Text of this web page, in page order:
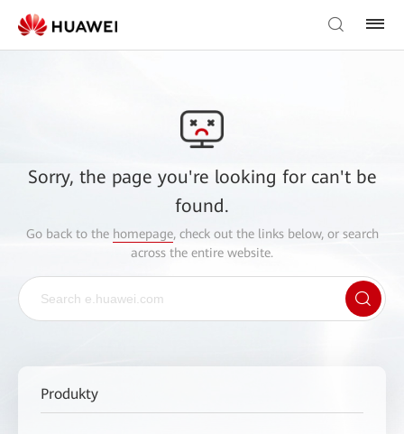
Sorry, the page you're looking for can't be
found.
Go back to the homepage, check out the links below, or search
across the entire website.
Produkty